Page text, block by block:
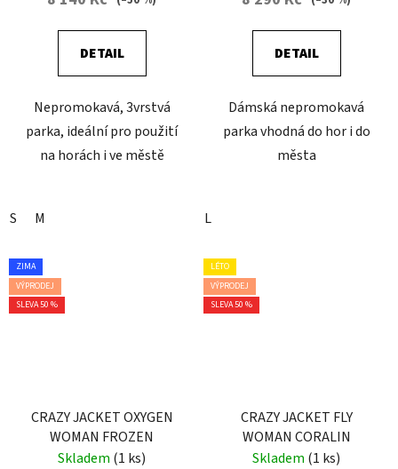
DETAIL
Nepromokavá, 3vrstvá
parka, ideální pro použití
na horách i ve městě
S M
DETAIL
Dámská nepromokavá
parka vhodná do hor i do
města
L
ZIMA
VÝPRODEJ
SLEVA 50 %
CRAZY JACKET OXYGEN
WOMAN FROZEN
Skladem (1 ks)
LÉTO
VÝPRODEJ
SLEVA 50 %
CRAZY JACKET FLY
WOMAN CORALIN
Skladem (1 ks)